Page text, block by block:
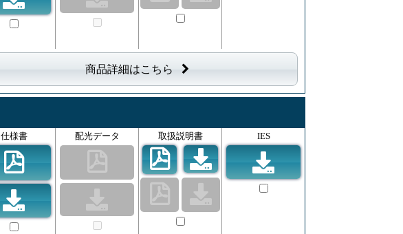
商品詳細はこちら
仕様書 配光データ 取扱説明書 IES